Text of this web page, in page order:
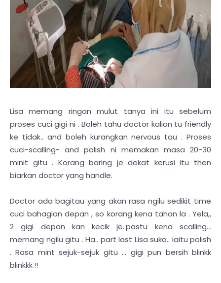
Lisa memang ringan mulut tanya ini itu sebelum
proses cuci gigi ni . Boleh tahu doctor kalian tu friendly
ke tidak.. and boleh kurangkan nervous tau . Proses
cuci-scalling- and polish ni memakan masa 20-30
minit gitu . Korang baring je dekat kerusi itu then
biarkan doctor yang handle.
Doctor ada bagitau yang akan rasa ngilu sedikit time
cuci bahagian depan , so korang kena tahan la . Yela,,
2 gigi depan kan kecik je..pastu kena scalling...
memang ngilu gitu . Ha.. part last Lisa suka.. iaitu polish
. Rasa mint sejuk-sejuk gitu ... gigi pun bersih blinkk
blinkkk !!